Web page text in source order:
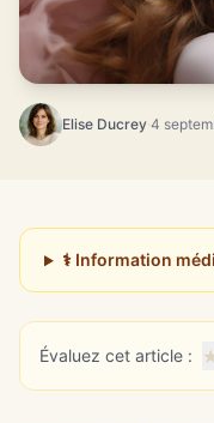
Elise Ducrey·4
⚕️ Information
Évaluez cet article :